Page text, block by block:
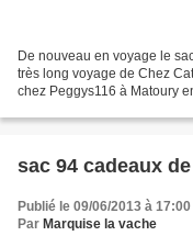
De nouveau en voyage le
très long voyage de Chez
chez Peggys116 à Matoury
sac 94 cadeaux
Publié le 09/06/2013 à 17:00
Par Marquise la vache